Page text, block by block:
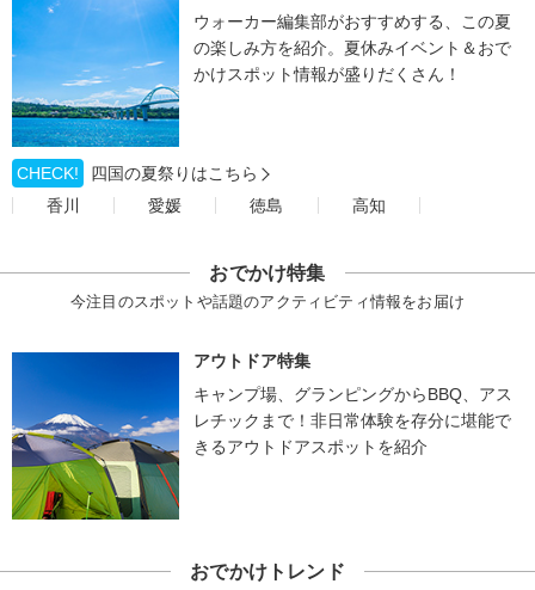
ウォーカー編集部がおすすめする、この夏
の楽しみ方を紹介。夏休みイベント＆おで
かけスポット情報が盛りだくさん！
CHECK!
四国の夏祭りはこちら
香川
愛媛 徳島 高知
おでかけ特集
今注目のスポットや話題のアクティビティ情報をお届け
アウトドア特集
キャンプ場、グランピングからBBQ、アス
レチックまで！非日常体験を存分に堪能で
きるアウトドアスポットを紹介
おでかけトレンド